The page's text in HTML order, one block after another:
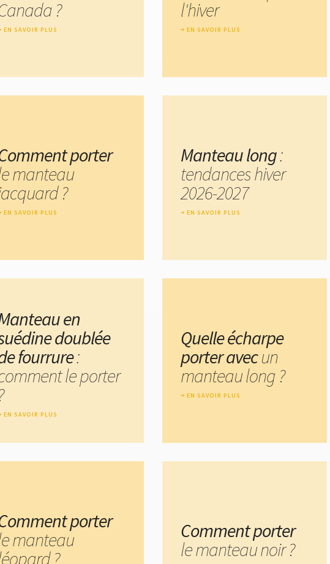
?
EN SAVOIR PLUS
l'hiver
EN SAVOIR PLUS
porter
manteau
?
EN SAVOIR PLUS
Manteau long:
tendances hiver
2026-2027
EN SAVOIR PLUS
en
doublée
fourrure:
le porter
?
EN SAVOIR PLUS
Quelle écharpe
porter avecun
manteau long ?
EN SAVOIR PLUS
porter
manteau
?
Comment porter
le manteau noir ?